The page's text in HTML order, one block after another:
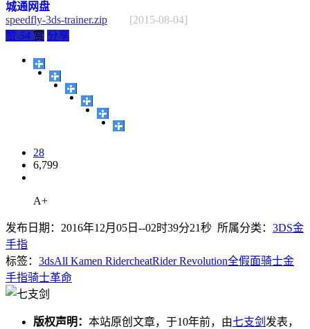
城通网盘
speedfly-3ds-trainer.zip
[2015-08-04]
赞 54 赏 分享
28
6,799
A+
发布日期：2016年12月05日--02时39分21秒 所属分类： 3DS金
手指
标签： 3dsAll Kamen RidercheatRider Revolution全假面骑士金
手指骑士革命
版权声明： 本站原创文章，于10年前，由七支剑 发表，